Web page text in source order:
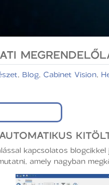
, Blog, Cabinet Vision,
kapcsolatos
amely nagyban